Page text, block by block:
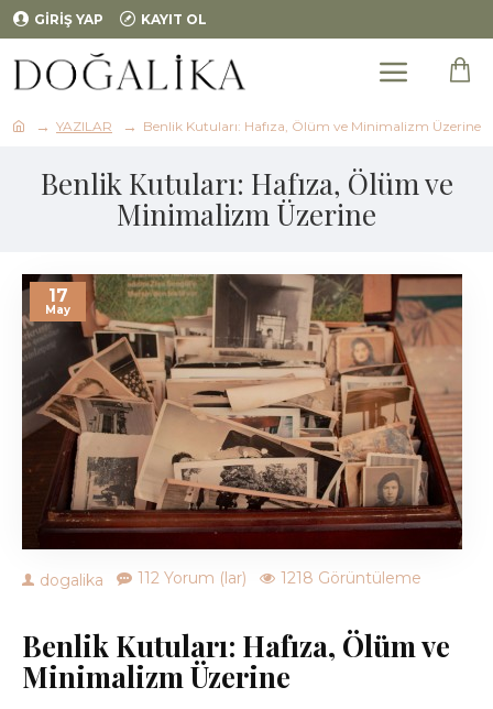
GIRIŞ YAP KAYIT OL
YAZILAR Benlik Kutuları: Hafıza, Ölüm ve Minimalizm Üzerine
Benlik Kutuları: Hafıza, Ölüm ve
Minimalizm Üzerine
17
May
dogalika 112 Yorum (lar) 1218 Görüntüleme
Benlik Kutuları: Hafıza, Ölüm ve
Minimalizm Üzerine